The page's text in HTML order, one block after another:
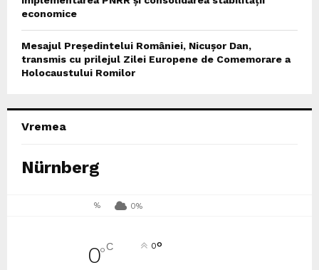
economice
Mesajul Președintelui României, Nicușor Dan,
transmis cu prilejul Zilei Europene de Comemorare a
Holocaustului Romilor
Vremea
Nürnberg
% 0%
0°C 0°